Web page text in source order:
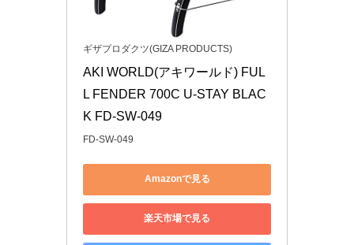
ギザプロダクツ(GIZA PRODUCTS)
AKI WORLD(アキワールド) FUL
L FENDER 700C U-STAY BLAC
K FD-SW-049
FD-SW-049
Amazonで見る
楽天市場で見る